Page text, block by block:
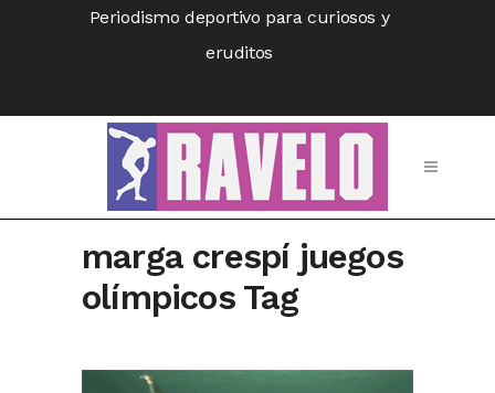
Periodismo deportivo para curiosos y
eruditos
marga crespí juegos
olímpicos Tag